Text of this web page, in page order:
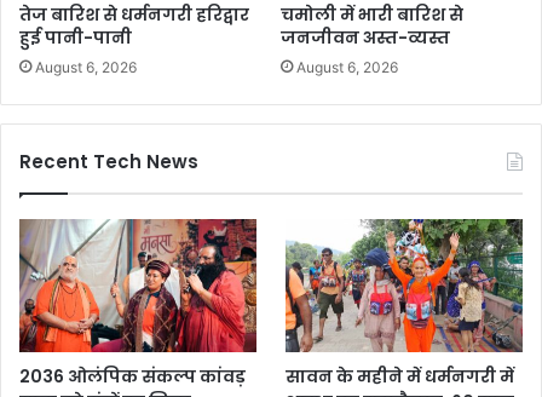
तेज बारिश से धर्मनगरी हरिद्वार
हुई पानी-पानी
August 6, 2026
चमोली में भारी बारिश से
जनजीवन अस्त-व्यस्त
August 6, 2026
Recent Tech News
2036 ओलंपिक संकल्प कांवड़
सावन के महीने में धर्मनगरी में